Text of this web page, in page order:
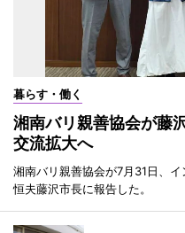
暮らす・働く
湘南バリ親善協会が藤
交流拡大へ
湘南バリ親善協会が7月31日、
恒夫藤沢市長に報告した。